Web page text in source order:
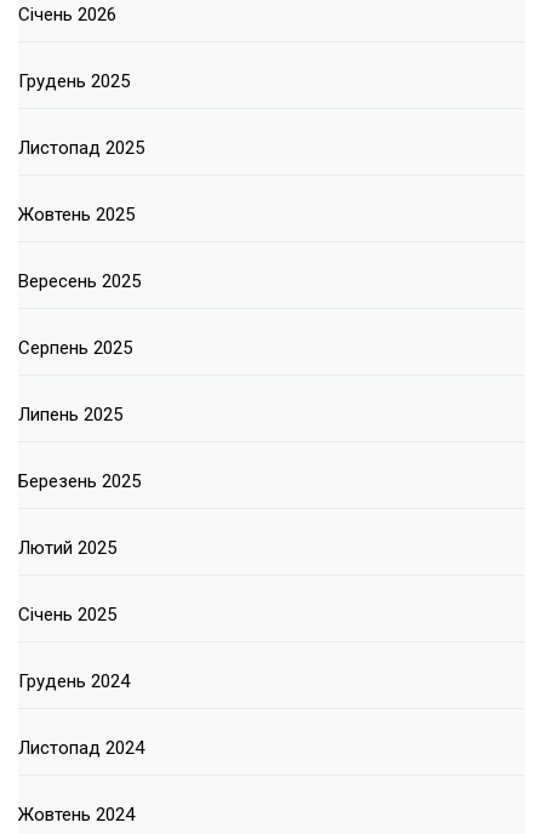
Січень 2026
Грудень 2025
Листопад 2025
Жовтень 2025
Вересень 2025
Серпень 2025
Липень 2025
Березень 2025
Лютий 2025
Січень 2025
Грудень 2024
Листопад 2024
Жовтень 2024